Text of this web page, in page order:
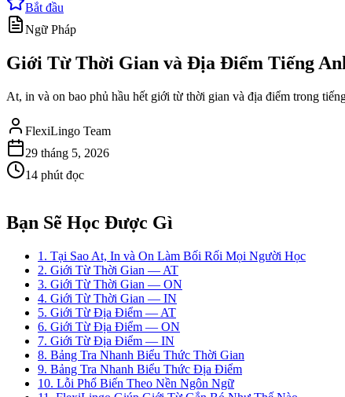
Bắt đầu
Ngữ Pháp
Giới Từ Thời Gian và Địa Điểm Tiếng
At, in và on bao phủ hầu hết giới từ thời gian và địa điểm trong
FlexiLingo Team
29 tháng 5, 2026
14 phút đọc
Bạn Sẽ Học Được Gì
1. Tại Sao At, In và On Làm Bối Rối Mọi Người Học
2. Giới Từ Thời Gian — AT
3. Giới Từ Thời Gian — ON
4. Giới Từ Thời Gian — IN
5. Giới Từ Địa Điểm — AT
6. Giới Từ Địa Điểm — ON
7. Giới Từ Địa Điểm — IN
8. Bảng Tra Nhanh Biểu Thức Thời Gian
9. Bảng Tra Nhanh Biểu Thức Địa Điểm
10. Lỗi Phổ Biến Theo Nền Ngôn Ngữ